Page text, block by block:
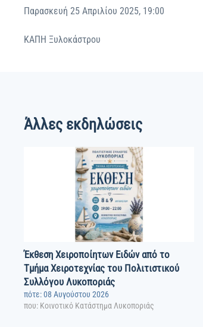
Παρασκευή 25 Απριλίου 2025, 19:00
ΚΑΠΗ Ξυλοκάστρου
Άλλες εκδηλώσεις
Έκθεση Χειροποίητων Ειδών από το
Τμήμα Χειροτεχνίας του Πολιτιστικού
Συλλόγου Λυκοποριάς
πότε: 08 Αυγούστου 2026
που: Κοινοτικό Κατάστημα Λυκοποριάς